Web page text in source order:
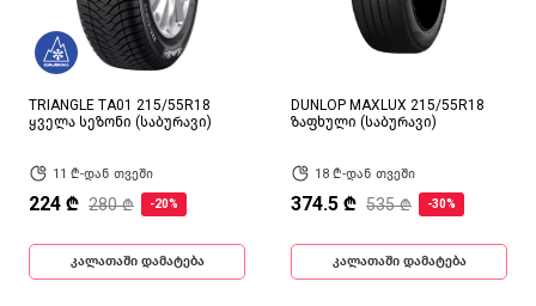
TRIANGLE TA01 215/55R18
ყველა სეზონი (საბურავი)
11 ₾-დან თვეში
224 ₾ 280 ₾ -20%
კალათაში დამატება
DUNLOP MAXLUX 215/55R18
ზაფხული (საბურავი)
18 ₾-დან თვეში
374.5 ₾ 535 ₾ -30%
კალათაში დამატება